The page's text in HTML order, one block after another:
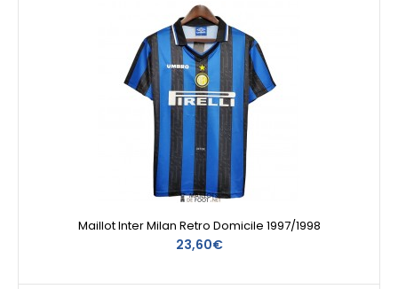
Maillot Inter Milan Retro Domicile 1997/1998
23,60€